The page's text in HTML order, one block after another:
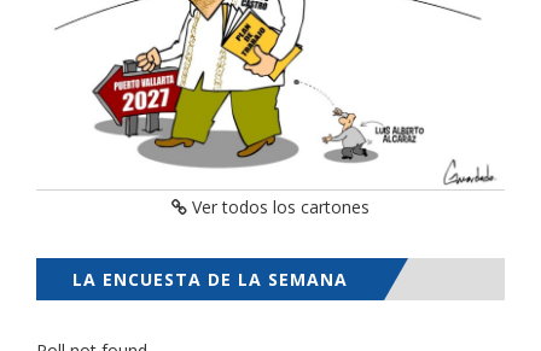
Ver todos los cartones
LA ENCUESTA DE LA SEMANA